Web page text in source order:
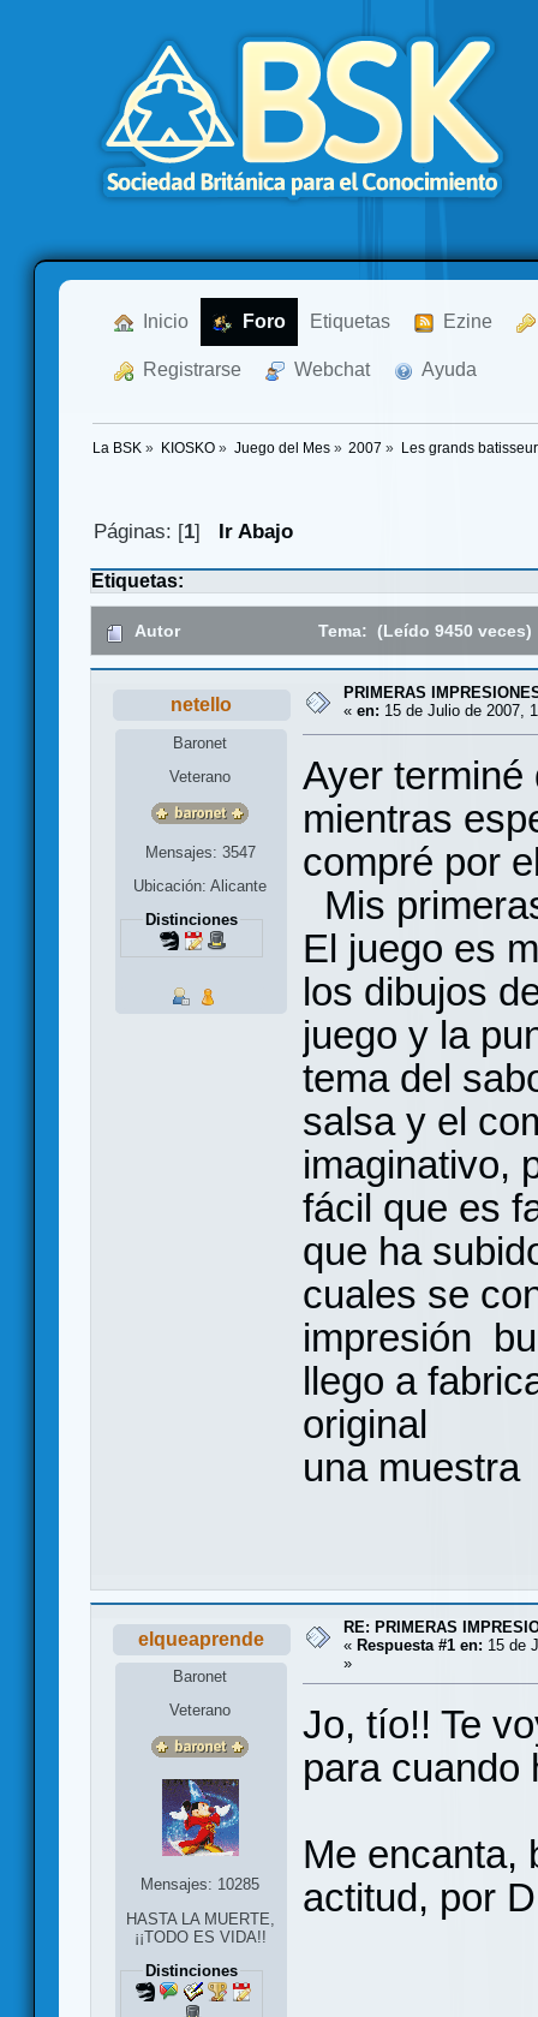
Inicio Foro Etiquetas Ezine
Registrarse Webchat Ayuda
La BSK » KIOSKO» Juego del Mes» 2007 » Les grands
Páginas: [1] Ir Abajo
Etiquetas:
Autor Tema: (Leído 9450 veces)
netello
Baronet
Veterano
Mensajes: 3547
Ubicación: Alicante
Distinciones
PRIMERAS
« en: 15 de Julio de 2007,
Ayer terminé
mientras
compré por
Mis
El juego es
los dibujos
juego y la
tema del
salsa y el
imaginativo,
fácil que es
que ha
cuales se
impresión
llego a
original
una muestra
elqueaprende
Baronet
Veterano
Mensajes: 10285
HASTA LA MUERTE,
¡¡TODO ES VIDA!!
Distinciones
RE: PRIMERAS
« Respuesta #1 en: 15 de
»
Jo, tío!! Te
para cuando
Me encanta,
actitud, por